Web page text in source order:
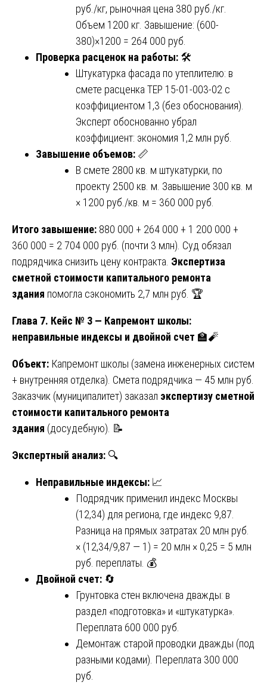
руб./кг, рыночная цена 380 руб./кг.
Объем 1200 кг. Завышение: (600-
380)×1200 = 264 000 руб.
Проверка расценок на работы: 🛠️
Штукатурка фасада по утеплителю: в
смете расценка ТЕР 15-01-003-02 с
коэффициентом 1,3 (без обоснования).
Эксперт обоснованно убрал
коэффициент: экономия 1,2 млн руб.
Завышение объемов: 📏
В смете 2800 кв. м штукатурки, по
проекту 2500 кв. м. Завышение 300 кв. м
× 1200 руб./кв. м = 360 000 руб.
Итого завышение: 880 000 + 264 000 + 1 200 000 +
360 000 = 2 704 000 руб. (почти 3 млн). Суд обязал
подрядчика снизить цену контракта. Экспертиза
сметной стоимости капитального ремонта
здания помогла сэкономить 2,7 млн руб. 🏆
Глава 7. Кейс № 3 — Капремонт школы:
неправильные индексы и двойной счет 🏫🧨
Объект: Капремонт школы (замена инженерных систем
+ внутренняя отделка). Смета подрядчика — 45 млн руб.
Заказчик (муниципалитет) заказал экспертизу сметной
стоимости капитального ремонта
здания (досудебную). 📝
Экспертный анализ: 🔍
Неправильные индексы: 📈
Подрядчик применил индекс Москвы
(12,34) для региона, где индекс 9,87.
Разница на прямых затратах 20 млн руб.
× (12,34/9,87 — 1) = 20 млн × 0,25 = 5 млн
руб. переплаты. 💰
Двойной счет: 🔄
Грунтовка стен включена дважды: в
раздел «подготовка» и «штукатурка».
Переплата 600 000 руб.
Демонтаж старой проводки дважды (под
разными кодами). Переплата 300 000
руб.